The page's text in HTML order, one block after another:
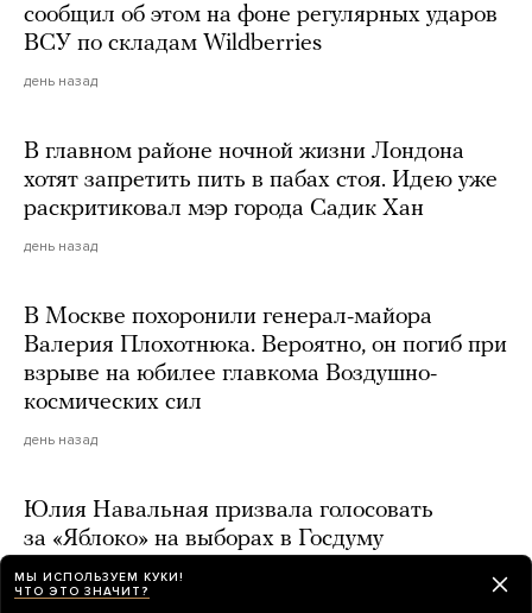
сообщил об этом на фоне регулярных ударов
ВСУ по складам Wildberries
день назад
В главном районе ночной жизни Лондона
хотят запретить пить в пабах стоя. Идею уже
раскритиковал мэр города Садик Хан
день назад
В Москве похоронили генерал-майора
Валерия Плохотнюка. Вероятно, он погиб при
взрыве на юбилее главкома Воздушно-
космических сил
день назад
Юлия Навальная призвала голосовать
за «Яблоко» на выборах в Госдуму
день назад
МЫ ИСПОЛЬЗУЕМ КУКИ!
ЧТО ЭТО ЗНАЧИТ?